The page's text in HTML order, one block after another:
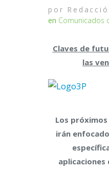
por
en Comunicados
Claves de
las
Los
irán
aplicaciones